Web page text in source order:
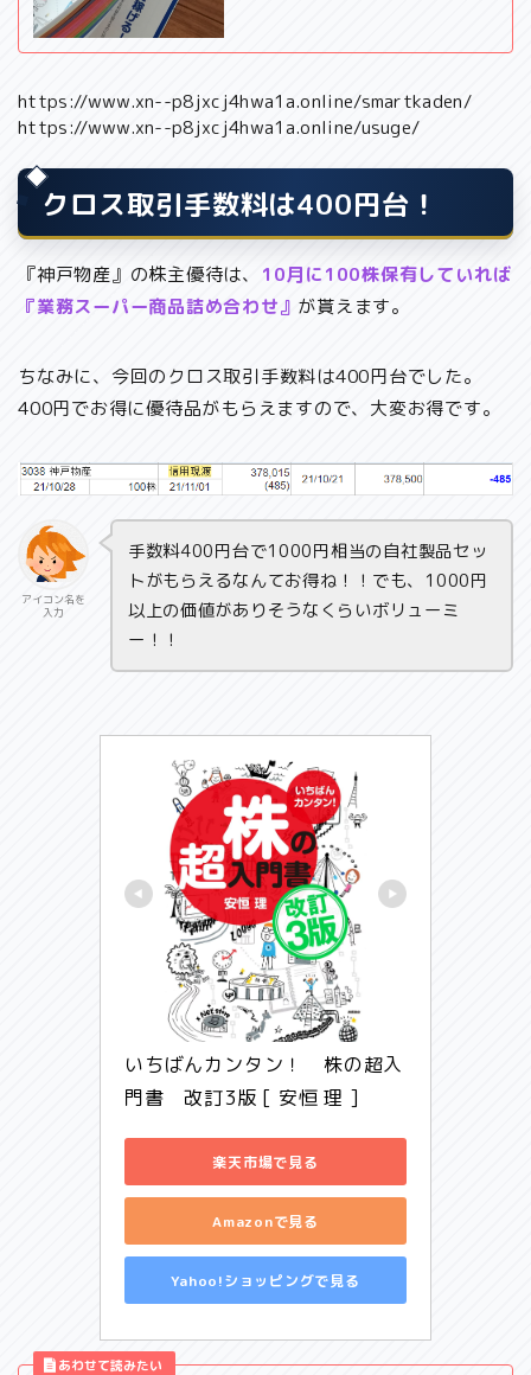
https://www.xn--p8jxcj4hwa1a.online/smartkaden/
https://www.xn--p8jxcj4hwa1a.online/usuge/
クロス取引手数料は400円台！
『神戸物産』の株主優待は、
10月に100株保有していれば
『業務スーパー商品詰め合わせ』 が貰えます。
ちなみに、今回のクロス取引手数料は400円台でした。
400円でお得に優待品がもらえますので、大変お得です。
アイコン名を
入力
手数料400円台で1000円相当の自社製品セッ
トがもらえるなんてお得ね！！でも、1000円
以上の価値がありそうなくらいボリューミ
ー！！
いちばんカンタン！　株の超入
門書　改訂3版 [ 安恒 理 ]
楽天市場で見る
Amazonで見る
Yahoo!ショッピングで見る